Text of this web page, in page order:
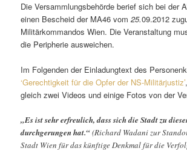
Die Versammlungsbehörde berief sich bei der
einen Bescheid der MA46 vom25.09.2012
Militärkommandos Wien. Die Veranstaltung
die Peripherie ausweichen.
Im Folgenden der Einladungtext des
‘Gerechtigkeit für die Opfer der NS-Militärjustiz’
gleich zwei Videos und einige Fotos von der
„Es ist sehr erfreulich, dass sich die Stadt zu
durchgerungen hat.“(Richard Wadani zur
Stadt Wien für das künftige Denkmal für die